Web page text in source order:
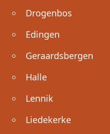
Drogenbos
Edingen
Geraardsbergen
Halle
Lennik
Liedekerke